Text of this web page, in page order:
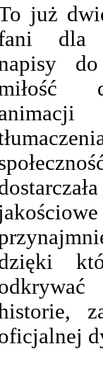
już
dla